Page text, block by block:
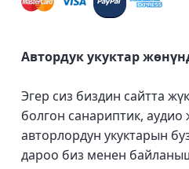
Автордук укуктар
Эгер сиз биздин сайтта
болгон санариптик,
авторлордун укуктарын
дароо биз менен